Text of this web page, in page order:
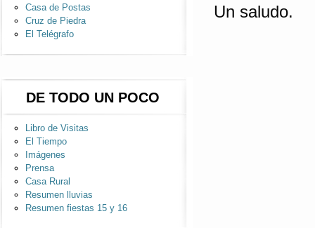
Casa de Postas
Cruz de Piedra
El Telégrafo
DE TODO UN POCO
Libro de Visitas
El Tiempo
Imágenes
Prensa
Casa Rural
Resumen lluvias
Resumen fiestas 15 y 16
Un saludo.